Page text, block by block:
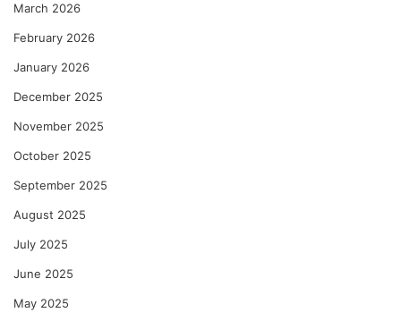
March 2026
February 2026
January 2026
December 2025
November 2025
October 2025
September 2025
August 2025
July 2025
June 2025
May 2025